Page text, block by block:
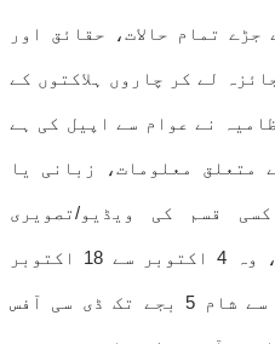
تمام حالات، حقائق اور
لے کر چاروں ہلاکتوں کے
نے عوام سے اپیل کی ہے
معلومات، زبانی یا
قسم کی ویڈیو/تصویری
ریکارڈنگ فراہم کرنا چاہے، وہ 4 اکتوبر سے 18 اکتوبر
2025 کے درمیان صبح 10 بجے سے شام 5 بجے تک ڈی سی آفس